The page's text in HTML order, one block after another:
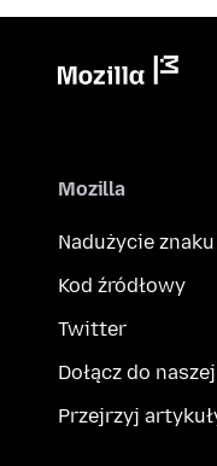
Mozilla
Nadużycie
Kod źródłowy
Twitter
Dołącz do
Przejrzyj